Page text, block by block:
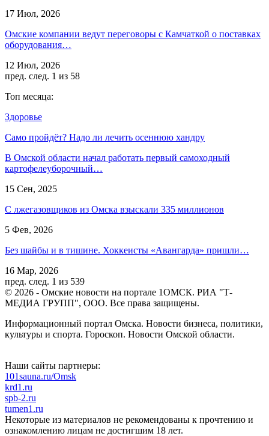
17 Июл, 2026
Омские компании ведут переговоры с Камчаткой о поставках
оборудования…
12 Июл, 2026
пред. след. 1 из 58
Топ месяца:
Здоровье
Само пройдёт? Надо ли лечить осеннюю хандру
В Омской области начал работать первый самоходный
картофелеуборочный…
15 Сен, 2025
С лжегазовщиков из Омска взыскали 335 миллионов
5 Фев, 2026
Без шайбы и в тишине. Хоккеисты «Авангарда» пришли…
16 Мар, 2026
пред. след. 1 из 539
© 2026 - Омские новости на портале 1ОМСК. РИА "Т-
МЕДИА ГРУПП", ООО. Все права защищены.
Информационный портал Омска. Новости бизнеса, политики,
культуры и спорта. Гороскоп. Новости Омской области.
Наши сайты партнеры:
101sauna.ru/Omsk
krd1.ru
spb-2.ru
tumen1.ru
Некоторые из материалов не рекомендованы к прочтению и
ознакомлению лицам не достигшим 18 лет.